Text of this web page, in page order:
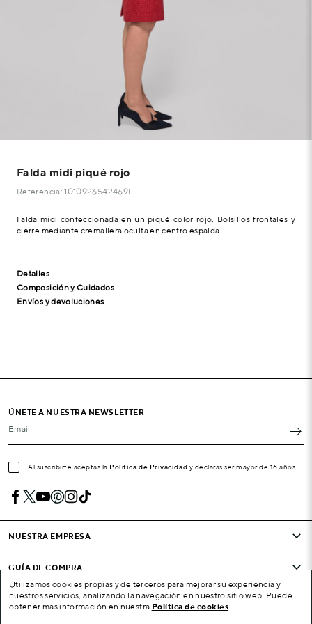
Falda midi piqué rojo
Referencia: 1010926542469L
Falda midi confeccionada en un piqué color rojo. Bolsillos frontales y
cierre mediante cremallera oculta en centro espalda.
Detalles
Composición y Cuidados
Envíos y devoluciones
ÚNETE A NUESTRA NEWSLETTER
Email
Al suscribirte aceptas la Política de Privacidad y declaras ser mayor de 16 años.
NUESTRA EMPRESA
GUÍA DE COMPRA
CONDICIONES Y EMPRESA
Utilizamos cookies propias y de terceros para mejorar su experiencia y
nuestros servicios, analizando la navegación en nuestro sitio web. Puede
obtener más información en nuestra Política de cookies